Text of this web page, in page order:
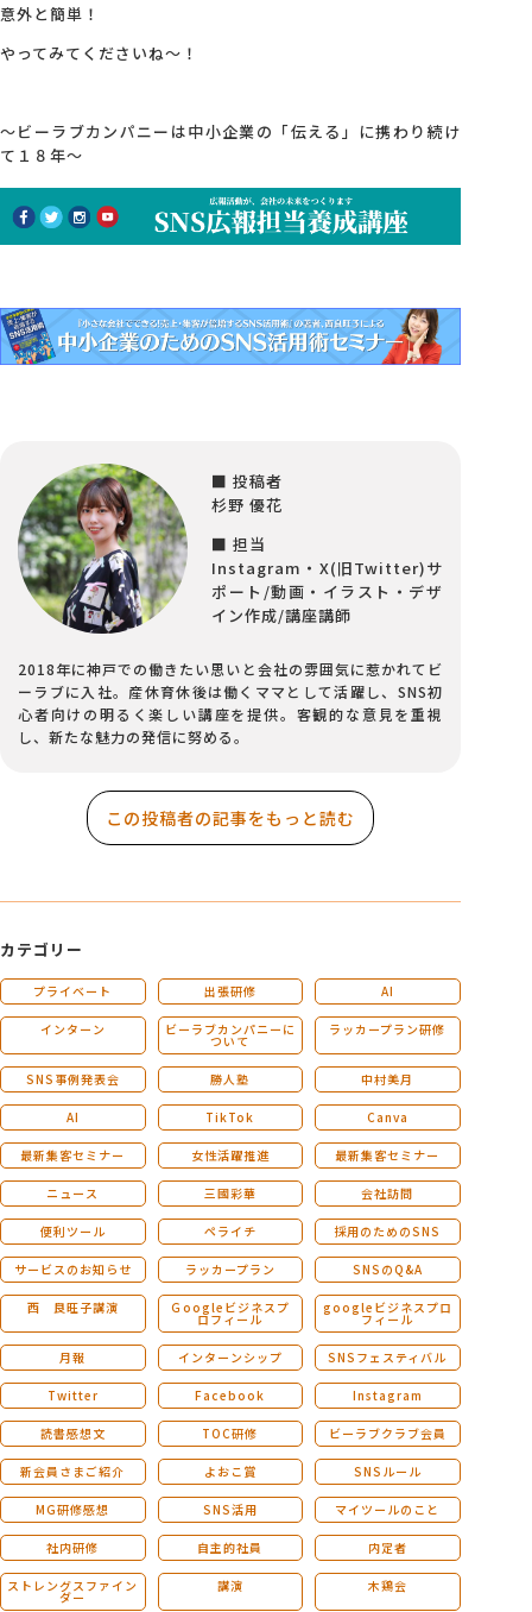
意外と簡単！
やってみてくださいね～！
～ビーラブカンパニーは中小企業の「伝える」に携わり続け
て１８年～
■ 投稿者
杉野 優花
■ 担当
Instagram・X(旧Twitter)サ
ポート/動画・イラスト・デザ
イン作成/講座講師
2018年に神戸での働きたい思いと会社の雰囲気に惹かれてビ
ーラブに入社。産休育休後は働くママとして活躍し、SNS初
心者向けの明るく楽しい講座を提供。客観的な意見を重視
し、新たな魅力の発信に努める。
この投稿者の記事をもっと読む
カテゴリー
プライベート 出張研修 AI
インターン ビーラブカンパニーに
ついて
ラッカープラン研修
SNS事例発表会 勝人塾 中村美月
AI TikTok Canva
最新集客セミナー 女性活躍推進 最新集客セミナー
ニュース 三國彩華 会社訪問
便利ツール ペライチ 採用のためのSNS
サービスのお知らせ ラッカープラン SNSのQ&A
西 良旺子講演 Ｇoogleビジネスプ
ロフィール
googleビジネスプロ
フィール
月報 インターンシップ SNSフェスティバル
Twitter Facebook Instagram
読書感想文 TOC研修 ビーラブクラブ会員
新会員さまご紹介 よおこ賞 SNSルール
MG研修感想 SNS活用 マイツールのこと
社内研修 自主的社員 内定者
ストレングスファイン
ダー
講演 木鶏会